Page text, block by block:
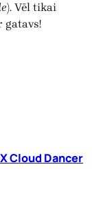
). Vēl tikai
gatavs!
Cloud Dancer